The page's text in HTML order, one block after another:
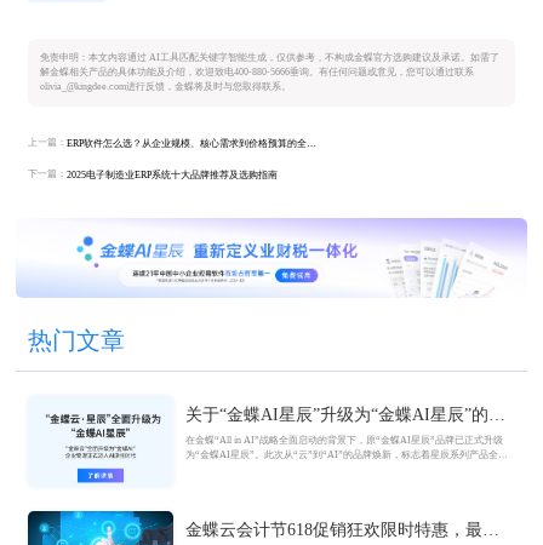
免责申明：本文内容通过 AI工具匹配关键字智能生成，仅供参考，不构成金蝶官方选购建议及承诺。如需了
解金蝶相关产品的具体功能及介绍，欢迎致电400-880-5666垂询。有任何问题或意见，您可以通过联系
olivia_@kingdee.com进行反馈，金蝶将及时与您取得联系。
上一篇： ERP软件怎么选？从企业规模、核心需求到价格预算的全面推荐指南
下一篇：2025电子制造业ERP系统十大品牌推荐及选购指南
热门文章
关于“金蝶AI星辰”升级为“金蝶AI星辰”的官
方公告
在金蝶“All in AI”战略全面启动的背景下，原“金蝶AI星辰”品牌已正式升级
为“金蝶AI星辰”。此次从“云”到“AI”的品牌焕新，标志着星辰系列产品全面
金蝶云会计节618促销狂欢限时特惠，最高